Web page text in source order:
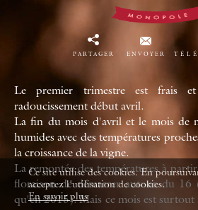
PARTAGER ENVOYER
Le premier trimestre est frais
radoucissement début avril.
La fin du mois d'avril et le mois de
humides avec des températures
la croissance de la vigne.
La remontée des températures à
floraison de démarrer autour du 16
qu'en 2015). Mais ce mois est
Ce site utilise des cookies. En
acceptez l'utilisation de cookies.
En savoir plus